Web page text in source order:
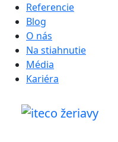
Referencie
Blog
O nás
Na stiahnutie
Média
Kariéra